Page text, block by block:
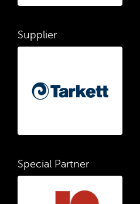
Supplier
Special Partner